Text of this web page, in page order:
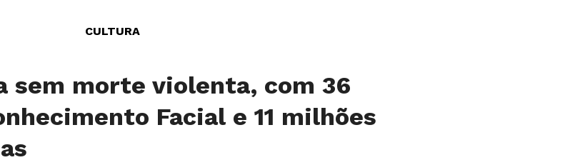
CULTURA
sem morte violenta, com 36
Facial e 11 milhões